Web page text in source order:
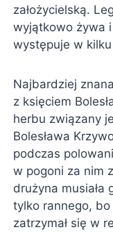
założycielską.
wyjątkowo żywa
występuje w
Najbardziej
z księciem
herbu związany
Bolesława
podczas
w pogoni za nim
drużyna musiała
tylko rannego, bo
zatrzymał się w